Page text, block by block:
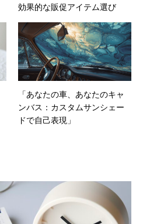
効果的な販促アイテム選び
「あなたの車、あなたのキャ
ンバス：カスタムサンシェー
ドで自己表現」